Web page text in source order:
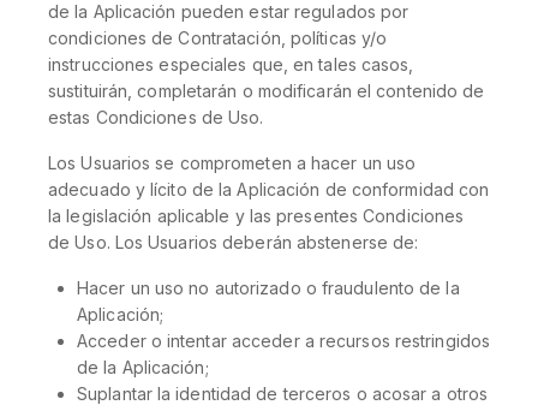
de la Aplicación pueden estar regulados por
condiciones de Contratación, políticas y/o
instrucciones especiales que, en tales casos,
sustituirán, completarán o modificarán el contenido de
estas Condiciones de Uso.
Los Usuarios se comprometen a hacer un uso
adecuado y lícito de la Aplicación de conformidad con
la legislación aplicable y las presentes Condiciones
de Uso. Los Usuarios deberán abstenerse de:
Hacer un uso no autorizado o fraudulento de la
Aplicación;
Acceder o intentar acceder a recursos restringidos
de la Aplicación;
Suplantar la identidad de terceros o acosar a otros